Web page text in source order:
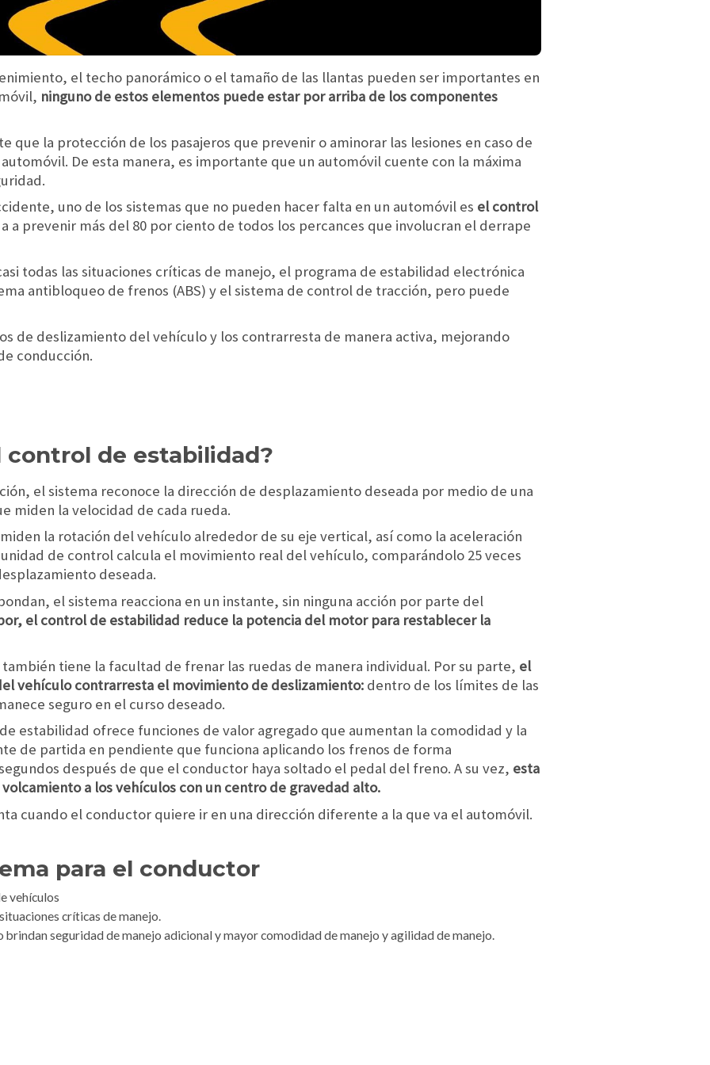
el techo panorámico o el tamaño de las llantas pueden ser importantes en
ninguno de estos elementos puede estar por arriba de los componentes
que la protección de los pasajeros que prevenir o aminorar las lesiones en caso de
De esta manera, es importante que un automóvil cuente con la máxima
uno de los sistemas que no pueden hacer falta en un automóvil es el control
a prevenir más del 80 por ciento de todos los percances que involucran el derrape
todas las situaciones críticas de manejo, el programa de estabilidad electrónica
antibloqueo de frenos (ABS) y el sistema de control de tracción, pero puede
de deslizamiento del vehículo y los contrarresta de manera activa, mejorando
conducción.
control de estabilidad?
el sistema reconoce la dirección de desplazamiento deseada por medio de una
miden la velocidad de cada rueda.
la rotación del vehículo alrededor de su eje vertical, así como la aceleración
de control calcula el movimiento real del vehículo, comparándolo 25 veces
deseada.
el sistema reacciona en un instante, sin ninguna acción por parte del
el control de estabilidad reduce la potencia del motor para restablecer la
tiene la facultad de frenar las ruedas de manera individual. Por su parte, el
vehículo contrarresta el movimiento de deslizamiento: dentro de los límites de las
seguro en el curso deseado.
estabilidad ofrece funciones de valor agregado que aumentan la comodidad y la
de partida en pendiente que funciona aplicando los frenos de forma
después de que el conductor haya soltado el pedal del freno. A su vez, esta
a los vehículos con un centro de gravedad alto.
cuando el conductor quiere ir en una dirección diferente a la que va el automóvil.
para el conductor
vehículos
críticas de manejo.
brindan seguridad de manejo adicional y mayor comodidad de manejo y agilidad de manejo.